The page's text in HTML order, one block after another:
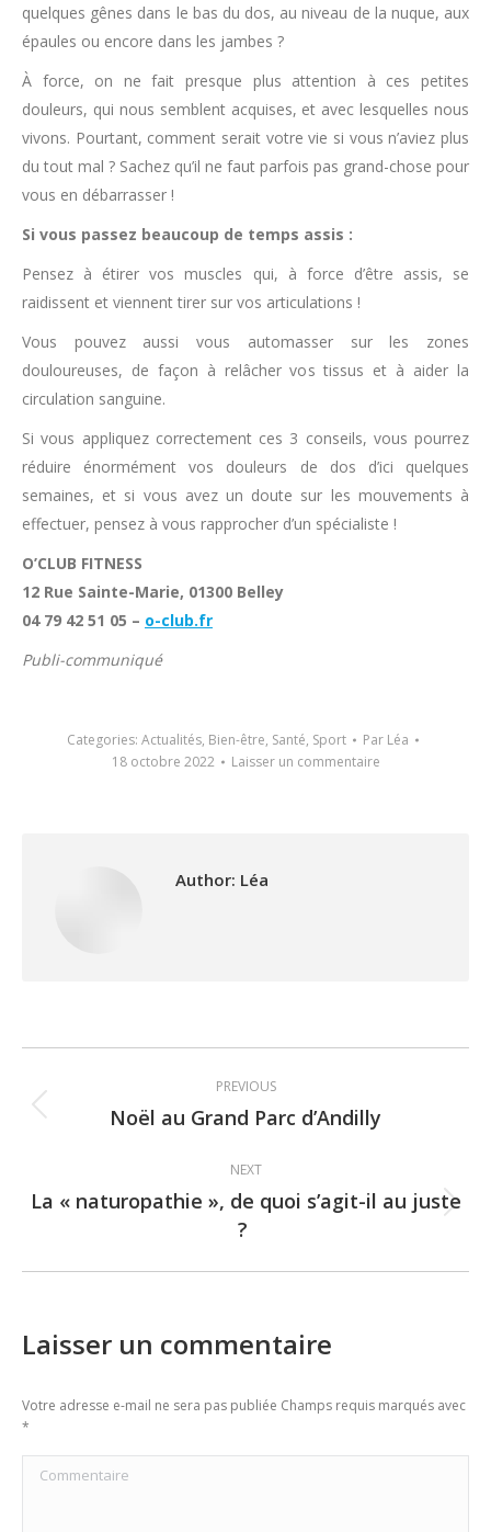
quelques gênes dans le bas du dos, au niveau de la nuque, aux
épaules ou encore dans les jambes ?
À force, on ne fait presque plus attention à ces petites
douleurs, qui nous semblent acquises, et avec lesquelles nous
vivons. Pourtant, comment serait votre vie si vous n’aviez plus
du tout mal ? Sachez qu’il ne faut parfois pas grand-chose pour
vous en débarrasser !
Si vous passez beaucoup de temps assis :
Pensez à étirer vos muscles qui, à force d’être assis, se
raidissent et viennent tirer sur vos articulations !
Vous pouvez aussi vous automasser sur les zones
douloureuses, de façon à relâcher vos tissus et à aider la
circulation sanguine.
Si vous appliquez correctement ces 3 conseils, vous pourrez
réduire énormément vos douleurs de dos d’ici quelques
semaines, et si vous avez un doute sur les mouvements à
effectuer, pensez à vous rapprocher d’un spécialiste !
O’CLUB FITNESS
12 Rue Sainte-Marie, 01300 Belley
04 79 42 51 05 – o-club.fr
Publi-communiqué
Categories: Actualités, Bien-être, Santé, Sport Par Léa
18 octobre 2022
Laisser un commentaire
Author: Léa
navigation
PREVIOUS
Previous
Noël au Grand Parc d’Andilly
NEXT
Next
La « naturopathie », de quoi s’agit-il au juste
?
Laisser un commentaire
Votre adresse e-mail ne sera pas publiée Champs requis marqués avec
*
Commentaire